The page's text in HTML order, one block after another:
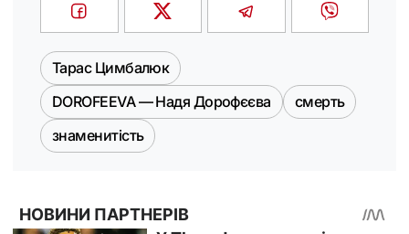
Тарас Цимбалюк
DOROFEEVA — Надя Дорофєєва
смерть
знаменитість